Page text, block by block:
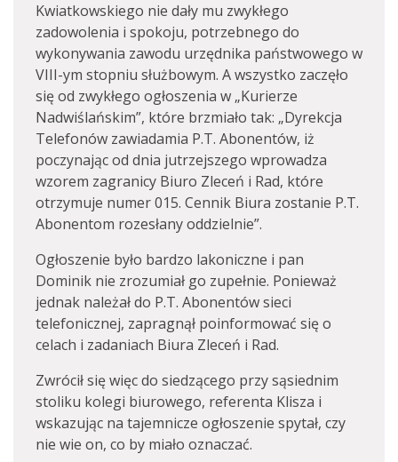
Kwiatkowskiego nie dały mu zwykłego
zadowolenia i spokoju, potrzebnego do
wykonywania zawodu urzędnika państwowego w
VIII-ym stopniu służbowym. A wszystko zaczęło
się od zwykłego ogłoszenia w „Kurierze
Nadwiślańskim”, które brzmiało tak: „Dyrekcja
Telefonów zawiadamia P.T. Abonentów, iż
poczynając od dnia jutrzejszego wprowadza
wzorem zagranicy Biuro Zleceń i Rad, które
otrzymuje numer 015. Cennik Biura zostanie P.T.
Abonentom rozesłany oddzielnie”.
Ogłoszenie było bardzo lakoniczne i pan
Dominik nie zrozumiał go zupełnie. Ponieważ
jednak należał do P.T. Abonentów sieci
telefonicznej, zapragnął poinformować się o
celach i zadaniach Biura Zleceń i Rad.
Zwrócił się więc do siedzącego przy sąsiednim
stoliku kolegi biurowego, referenta Klisza i
wskazując na tajemnicze ogłoszenie spytał, czy
nie wie on, co by miało oznaczać.